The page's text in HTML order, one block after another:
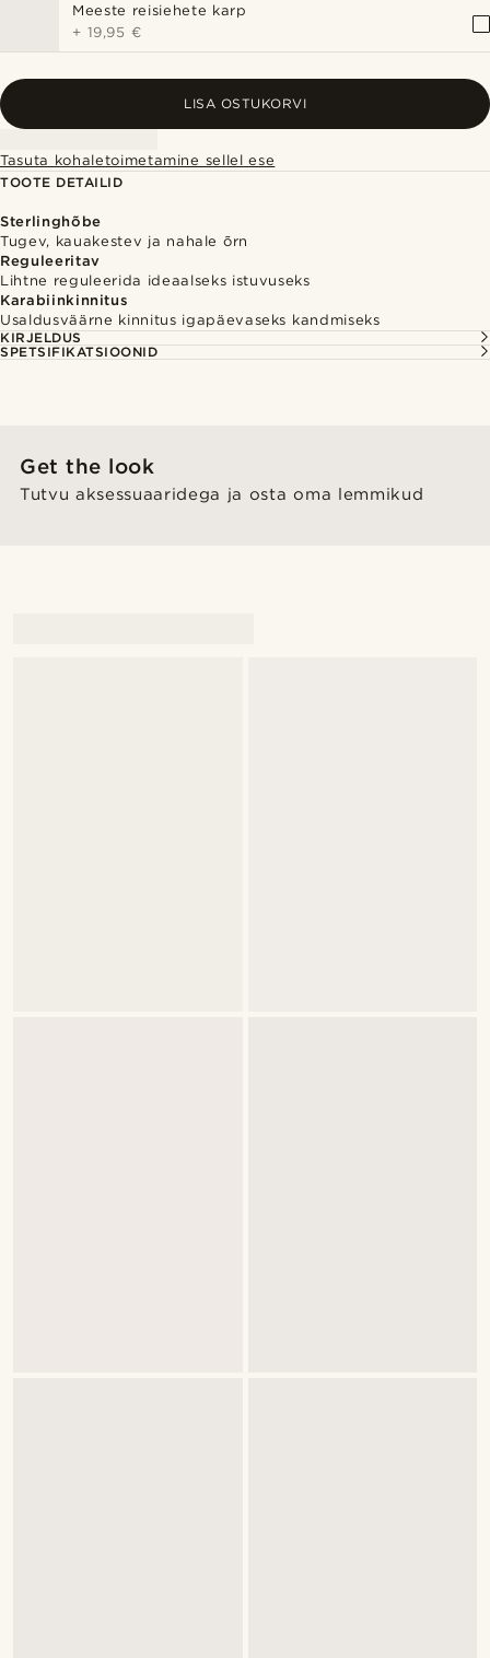
Meeste reisiehete karp
+ 19,95 €
LISA OSTUKORVI
Tasuta kohaletoimetamine sellel ese
TOOTE DETAILID
Sterlinghõbe
Tugev, kauakestev ja nahale õrn
Reguleeritav
Lihtne reguleerida ideaalseks istuvuseks
Karabiinkinnitus
Usaldusväärne kinnitus igapäevaseks kandmiseks
KIRJELDUS
SPETSIFIKATSIOONID
Get the look
Tutvu aksessuaaridega ja osta oma lemmikud